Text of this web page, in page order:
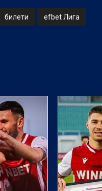
билети efbet Лига